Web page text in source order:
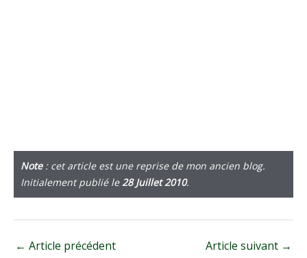
Note: cet article est une reprise de mon ancien blog.
Initialement publié le 28 Juillet 2010.
← Article précédent Article suivant →